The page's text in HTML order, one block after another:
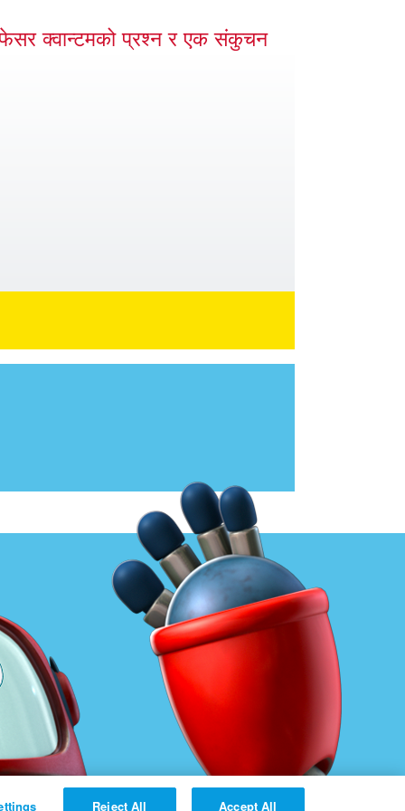
क्वान्टमको प्रश्न र एक संकुचन
Reject All Accept All